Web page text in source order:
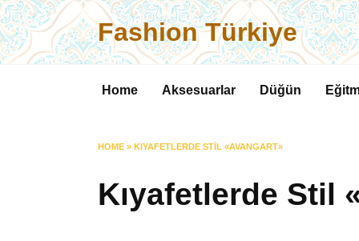
Skip
to
content
Fashion Türkiye
Home Aksesuarlar Düğün
HOME » KIYAFETLERDE STIL «AVANGART»
Kıyafetlerde Stil